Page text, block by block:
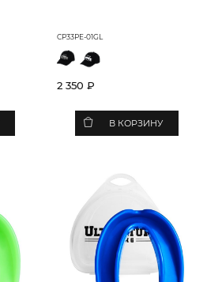
CP33PE-01GL
2 350 ₽
В КОРЗИНУ